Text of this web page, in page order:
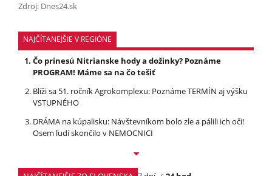
Zdroj: Dnes24.sk
NAJČÍTANEJŠIE V REGIÓNE
Čo prinesú Nitrianske hody a dožinky? Poznáme
PROGRAM! Máme sa na čo tešiť
Blíži sa 51. ročník Agrokomplexu: Poznáme TERMÍN aj výšku
VSTUPNÉHO
DRÁMA na kúpalisku: Návštevníkom bolo zle a pálili ich oči!
Osem ľudí skončilo v NEMOCNICI